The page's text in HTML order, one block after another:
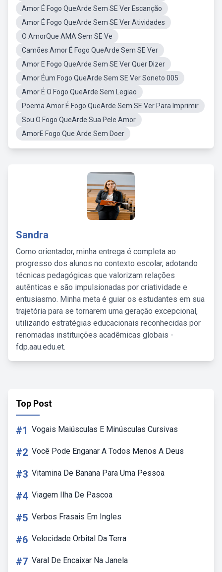
Amor É Fogo QueArde Sem SE Ver Escanção
Amor É Fogo QueArde Sem SE Ver Atividades
O AmorQue AMA Sem SE Ve
Camões Amor É Fogo QueArde Sem SE Ver
Amor E Fogo QueArde Sem SE Ver Quer Dizer
Amor Éum Fogo QueArde Sem SE Ver Soneto 005
Amor É O Fogo QueArde Sem Legiao
Poema Amor É Fogo QueArde Sem SE Ver Para Imprimir
Sou O Fogo QueArde Sua Pele Amor
AmorE Fogo Que Arde Sem Doer
Sandra
Como orientador, minha entrega é completa ao
progresso dos alunos no contexto escolar, adotando
técnicas pedagógicas que valorizam relações
autênticas e são impulsionadas por criatividade e
entusiasmo. Minha meta é guiar os estudantes em sua
trajetória para se tornarem uma geração excepcional,
utilizando estratégias educacionais reconhecidas por
renomadas instituições acadêmicas globais -
fdp.aau.edu.et.
Top Post
#1 Vogais Maiúsculas E Minúsculas Cursivas
#2 Você Pode Enganar A Todos Menos A Deus
#3 Vitamina De Banana Para Uma Pessoa
#4 Viagem Ilha De Pascoa
#5 Verbos Frasais Em Ingles
#6 Velocidade Orbital Da Terra
#7 Varal De Encaixar Na Janela